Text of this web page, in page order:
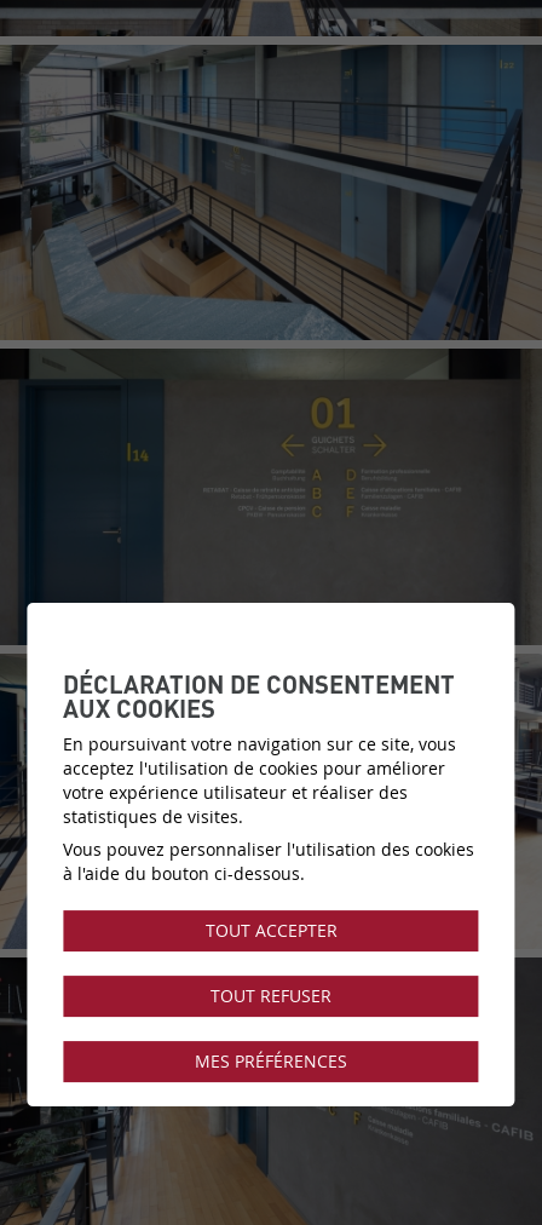
DÉCLARATION DE CONSENTEMENT
AUX COOKIES
En poursuivant votre navigation sur ce site, vous
acceptez l'utilisation de cookies pour améliorer
votre expérience utilisateur et réaliser des
statistiques de visites.
Vous pouvez personnaliser l'utilisation des cookies
à l'aide du bouton ci-dessous.
TOUT ACCEPTER
TOUT REFUSER
MES PRÉFÉRENCES